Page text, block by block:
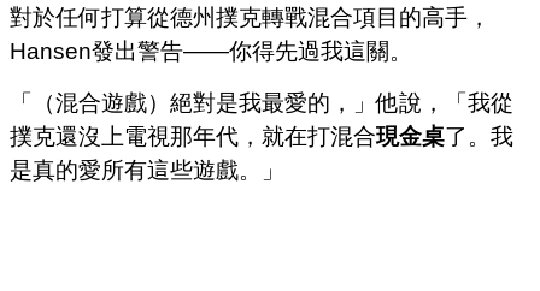
對於任何打算從德州撲克轉戰混合項目的高手，
Hansen發出警告——你得先過我這關。
「（混合遊戲）絕對是我最愛的，」他說，「我從
撲克還沒上電視那年代，就在打混合現金桌了。我
是真的愛所有這些遊戲。」